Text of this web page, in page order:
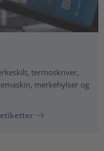
termoskriver,
merkehylser og
etiketter